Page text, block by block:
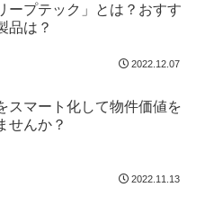
ープテック」とは？おすす
品は？
2022.12.07
スマート化して物件価値を
せんか？
2022.11.13